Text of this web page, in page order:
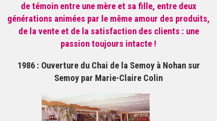
de témoin entre une mère et sa fille, entre deux
générations animées par le même amour des produits,
de la vente et de la satisfaction des clients : une
passion toujours intacte !
1986: Ouverture du Chai de la Semoy à Nohan sur
Semoy par Marie-Claire Colin